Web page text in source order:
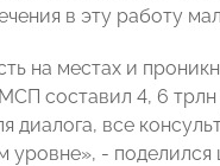
в эту работу
на местах и
составил 4, 6
диалога, все
-